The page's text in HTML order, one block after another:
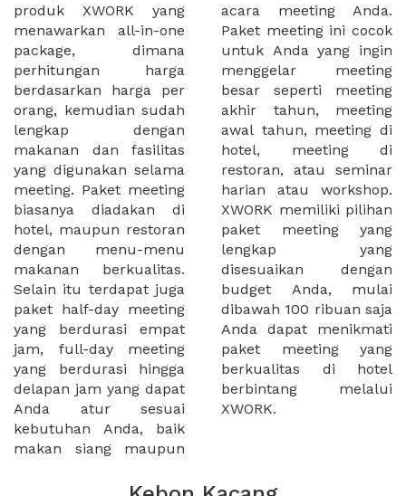
produk XWORK yang
menawarkan all-in-one
package, dimana
perhitungan harga
berdasarkan harga per
orang, kemudian sudah
lengkap dengan
makanan dan fasilitas
yang digunakan selama
meeting. Paket meeting
biasanya diadakan di
hotel, maupun restoran
dengan menu-menu
makanan berkualitas.
Selain itu terdapat juga
paket half-day meeting
yang berdurasi empat
jam, full-day meeting
yang berdurasi hingga
delapan jam yang dapat
Anda atur sesuai
kebutuhan Anda, baik
makan siang maupun
acara meeting Anda.
Paket meeting ini cocok
untuk Anda yang ingin
menggelar meeting
besar seperti meeting
akhir tahun, meeting
awal tahun, meeting di
hotel, meeting di
restoran, atau seminar
harian atau workshop.
XWORK memiliki pilihan
paket meeting yang
lengkap yang
disesuaikan dengan
budget Anda, mulai
dibawah 100 ribuan saja
Anda dapat menikmati
paket meeting yang
berkualitas di hotel
berbintang melalui
XWORK.